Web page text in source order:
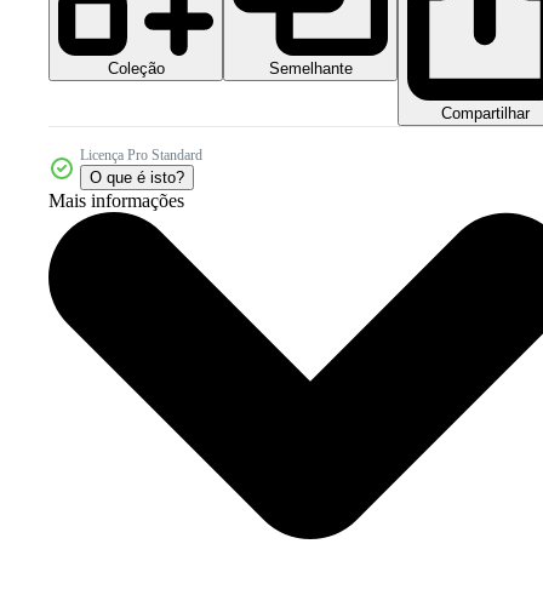
Coleção Semelhante
Compartilhar
Licença Pro Standard
O que é isto?
Mais informações